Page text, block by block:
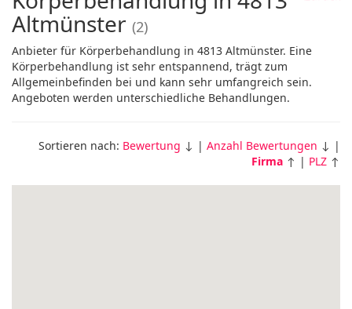
Altmünster (2)
Anbieter für Körperbehandlung in 4813 Altmünster. Eine
Körperbehandlung ist sehr entspannend, trägt zum
Allgemeinbefinden bei und kann sehr umfangreich sein.
Angeboten werden unterschiedliche Behandlungen.
Sortieren nach: Bewertung ↓ | Anzahl Bewertungen ↓ |
Firma ↑ | PLZ ↑